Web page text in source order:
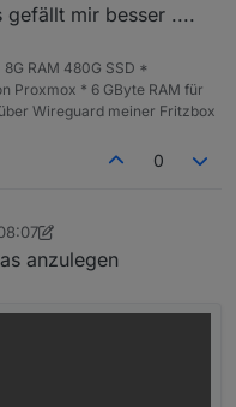
grünen Zweig. Die reine
Nur bekomme ich kein
verhalten um deren
Zirkulationspumpen).
gefällt mir besser ....
RAM 480G SSD *
Proxmox * 6 GByte RAM für
Wireguard meiner Fritzbox
0
anzulegen